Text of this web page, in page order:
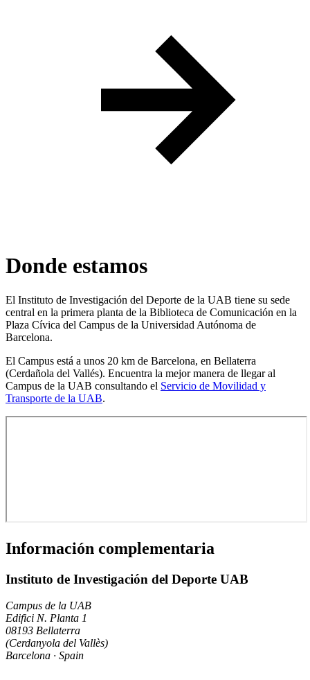
Donde estamos
El Instituto de Investigación del Deporte de la UAB tiene su sede
central en la primera planta de la Biblioteca de Comunicación en la
Plaza Cívica del Campus de la Universidad Autónoma de
Barcelona.
El Campus está a unos 20 km de Barcelona, ​​en Bellaterra
(Cerdañola del Vallés). Encuentra la mejor manera de llegar al
Campus de la UAB consultando el Servicio de Movilidad y
Transporte de la UAB.
Información complementaria
Instituto de Investigación del Deporte UAB
Campus de la UAB
Edifici N. Planta 1
08193 Bellaterra
(Cerdanyola del Vallès)
Barcelona · Spain